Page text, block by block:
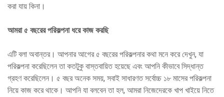
করা যায় কিনা।
আমরা ৫ বছরের পরিকল্পনা ধরে কাজ করছি
এটি বলা অবান্তর। আপনার আগের ৫ বছরের পরিকল্পনার কথা মনে করে দেখুন, যা
পরিকল্পনা করেছিলেন তা কতটুকু বাস্তবায়িত হয়েছে এবং আপনি কীভাবে সিদ্ধান্ত
গ্রহণ করেছিলেন। ৫ বছর অনেক সময়, সবাই সাধারণত সর্বোচ্চ ১৮ মাসের পরিকল্পনা
নিয়ে কাজ করে থাকে। আপনি যা বলবেন তা হল, আমরা নিজেদেরকে খাপ খাইয়ে নিতে